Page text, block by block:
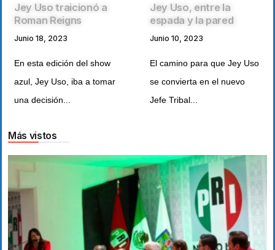
Jey Uso traicionó a
Roman Reigns
Junio 18, 2023
En esta edición del show
azul, Jey Uso, iba a tomar
una decisión...
Jey Uso, entre la
espada y la pared
Junio 10, 2023
El camino para que Jey Uso
se convierta en el nuevo
Jefe Tribal...
Más vistos